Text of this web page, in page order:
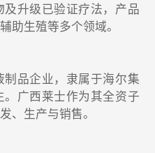
升级已验证疗法，产品
助生殖等多个领域。
品企业，隶属于海尔集
。广西莱士作为其全资子
、生产与销售。